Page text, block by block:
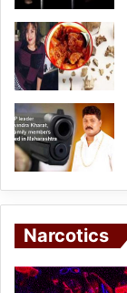
Narcotics